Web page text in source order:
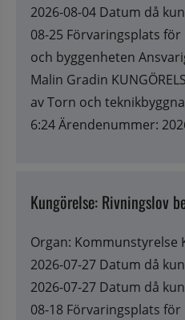
2026-08-04 Datum då
08-25 Förvaringsplats
och byggenheten
Malin Gradin
av Torn och
6:24 Ärendenummer:
Kungörelse: Rivningslov
Organ: Kommunstyrelse
2026-07-27 Datum då
2026-07-27 Datum då
08-18 Förvaringsplats